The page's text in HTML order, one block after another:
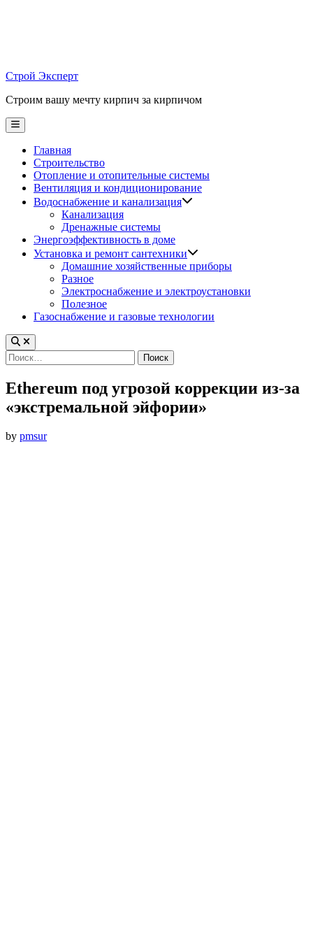
Строй Эксперт
Строим вашу мечту кирпич за кирпичом
Main
Menu
Главная
Строительство
Отопление и отопительные системы
Вентиляция и кондиционирование
Водоснабжение и канализация
Канализация
Дренажные системы
Энергоэффективность в доме
Установка и ремонт сантехники
Домашние хозяйственные приборы
Разное
Электроснабжение и электроустановки
Полезное
Газоснабжение и газовые технологии
Найти:
Ethereum под угрозой коррекции из-за
«экстремальной эйфории»
by pmsur